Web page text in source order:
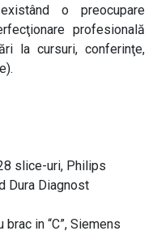
o preocupare
profesională
la cursuri, conferinţe,
slice-uri, Philips
Dura Diagnost
in “C”, Siemens